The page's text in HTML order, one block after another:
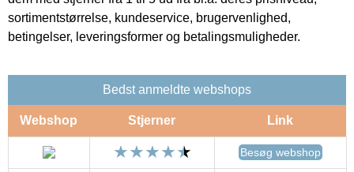
sortimentstørrelse, kundeservice, brugervenlighed,
betingelser, leveringsformer og betalingsmuligheder.
Bedst anmeldte webshops
Webshop Stjerner Link
Besøg webshop